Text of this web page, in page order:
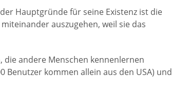
Hauptgründe für seine Existenz ist die
auszugehen, weil sie das
andere Menschen kennenlernen
Benutzer kommen allein aus den USA) und